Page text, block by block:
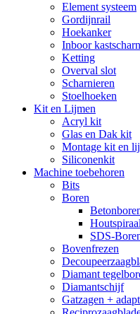
Element systeem
Gordijnrail
Hoekanker
Inboor
Ketting
Overval slot
Scharnieren
Stoelhoeken
Kit en Lijmen
Acryl kit
Glas en Dak kit
Montage kit en
Siliconenkit
Machine toebehoren
Bits
Boren
SDS-
Bovenfrezen
Diamant
Diamantschijf
Gatzagen +